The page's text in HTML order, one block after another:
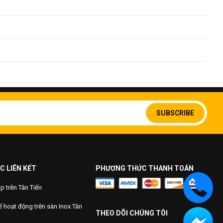
toàn, kính màu.
SUBSCRIBE
LIÊN KẾT
trên Tân Tiến
hoạt động trên sàn Inox Tân
PHƯƠNG THỨC THANH TOÁN
THEO DÕI CHÚNG TÔI